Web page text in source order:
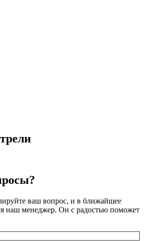
ваш вопрос, и в ближайшее
наш менеджер. Он с радостью поможет